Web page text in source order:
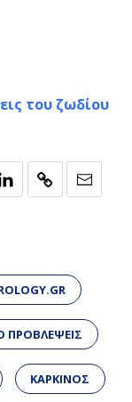
του ζωδίου
ΠΡΟΒΛΕΨΕΙΣ
ΚΑΡΚΙΝΟΣ